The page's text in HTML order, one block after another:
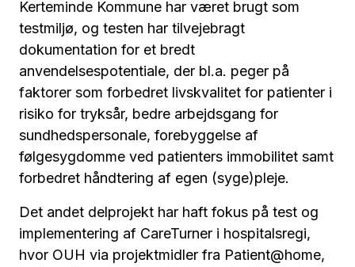
Kerteminde Kommune har været brugt som
testmiljø, og testen har tilvejebragt
dokumentation for et bredt
anvendelsespotentiale, der bl.a. peger på
faktorer som forbedret livskvalitet for patienter i
risiko for tryksår, bedre arbejdsgang for
sundhedspersonale, forebyggelse af
følgesygdomme ved patienters immobilitet samt
forbedret håndtering af egen (syge)pleje.
Det andet delprojekt har haft fokus på test og
implementering af CareTurner i hospitalsregi,
hvor OUH via projektmidler fra Patient@home,